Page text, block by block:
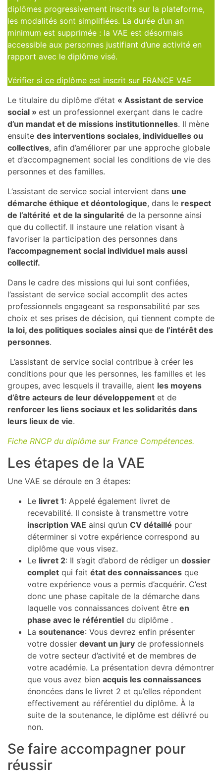
diplômes progressivement inscrits sur la plateforme,
les modalités sont simplifiées. La durée d’un an
minimum est supprimée : la VAE est désormais
accessible aux personnes justifiant d’une activité en
rapport avec le diplôme visé.
Vérifier si ce diplôme est inscrit sur FRANCE VAE
Le titulaire du diplôme d’état « Assistant de service
social » est un professionnel exerçant dans le cadre
d’un mandat et de missions institutionnelles. Il mène
ensuite des interventions sociales, individuelles ou
collectives, afin d’améliorer par une approche globale
et d’accompagnement social les conditions de vie des
personnes et des familles.
L’assistant de service social intervient dans une
démarche éthique et déontologique, dans le respect
de l’altérité et de la singularité de la personne ainsi
que du collectif. Il instaure une relation visant à
favoriser la participation des personnes dans
l’accompagnement social individuel mais aussi
collectif.
Dans le cadre des missions qui lui sont confiées,
l’assistant de service social accomplit des actes
professionnels engageant sa responsabilité par ses
choix et ses prises de décision, qui tiennent compte de
la loi, des politiques sociales ainsi que de l’intérêt des
personnes.
L’assistant de service social contribue à créer les
conditions pour que les personnes, les familles et les
groupes, avec lesquels il travaille, aient les moyens
d’être acteurs de leur développement et de
renforcer les liens sociaux et les solidarités dans
leurs lieux de vie.
Fiche RNCP du diplôme sur France Compétences.
Les étapes de la VAE
Une VAE se déroule en 3 étapes:
Le livret 1: Appelé également livret de
recevabilité. Il consiste à transmettre votre
inscription VAE ainsi qu’un CV détaillé pour
déterminer si votre expérience correspond au
diplôme que vous visez.
Le livret 2: Il s’agit d’abord de rédiger un dossier
complet qui fait état des connaissances que
votre expérience vous a permis d’acquérir. C’est
donc une phase capitale de la démarche dans
laquelle vos connaissances doivent être en
phase avec le référentiel du diplôme .
La soutenance: Vous devrez enfin présenter
votre dossier devant un jury de professionnels
de votre secteur d’activité et de membres de
votre académie. La présentation devra démontrer
que vous avez bien acquis les connaissances
énoncées dans le livret 2 et qu’elles répondent
effectivement au référentiel du diplôme. À la
suite de la soutenance, le diplôme est délivré ou
non.
Se faire accompagner pour
réussir